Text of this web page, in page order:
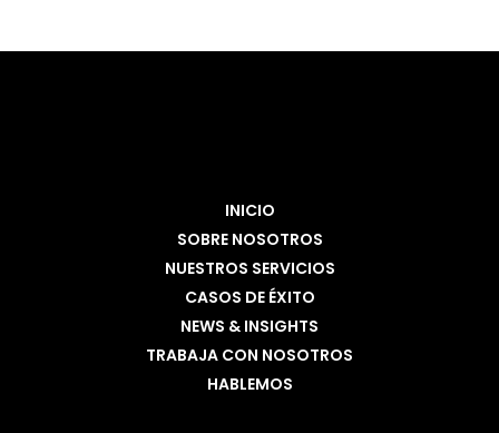
INICIO
SOBRE NOSOTROS
NUESTROS SERVICIOS
CASOS DE ÉXITO
NEWS & INSIGHTS
TRABAJA CON NOSOTROS
HABLEMOS